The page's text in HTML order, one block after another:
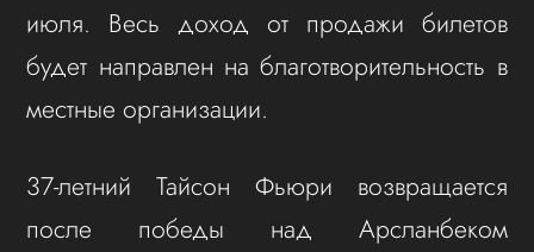
июля. Весь доход от продажи билетов
будет направлен на благотворительность в
местные организации.
37-летний Тайсон Фьюри возвращается
после победы над Арсланбеком